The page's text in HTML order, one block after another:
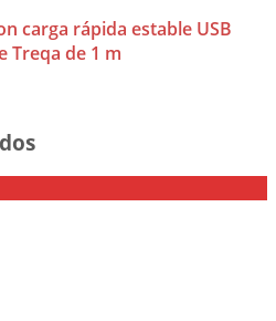
carga rápida estable USB
Treqa de 1 m